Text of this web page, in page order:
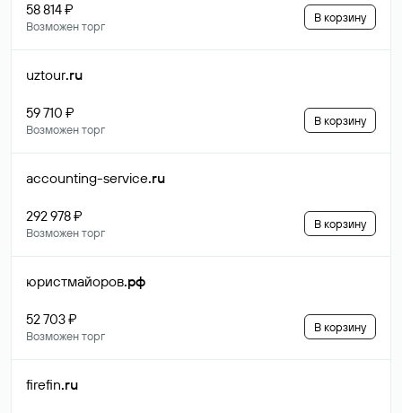
58 814 ₽
Возможен торг
В корзину
uztour.ru
59 710 ₽
Возможен торг
В корзину
accounting-service.ru
292 978 ₽
Возможен торг
В корзину
юристмайоров.рф
52 703 ₽
Возможен торг
В корзину
firefin.ru